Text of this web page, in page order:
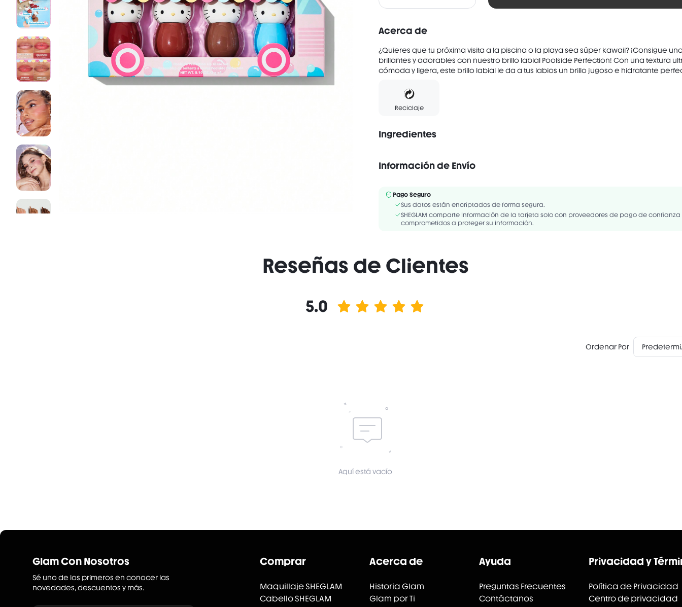
Acerca de
¿Quieres que tu próxima visita a la piscina o la playa sea súper kawaii? ¡Consigue
brillantes y adorables con nuestro brillo labial Poolside Perfection! Con una textura
cómoda y ligera, este brillo labial le da a tus labios un brillo jugoso e hidratante
Reciclaje
Ingredientes
Pink Lemonade INGREDIENTS: POLYISOBUTENE, C15-19 ALKANE, DIISOSTEARYL MALATE,
ISOSTEARATE, ISONONYL ISONONANOATE, HYDROGENATED STYRENE/ISOPRENE COPOLYMER,
PALMITATE, SILICA DIMETHYL SILYLATE, HYDROGENATED POLYISOBUTENE, HYDROGENATED
Información de Envío
Pago Seguro
Sus datos están encriptados de forma segura.
SHEGLAM comparte información de la tarjeta solo con proveedores de pago de confianza
comprometidos a proteger su información.
Reseñas de Clientes
5.0
Ordenar Por
Aquí está vacío
Glam Con Nosotros
Sé uno de los primeros en conocer las
novedades, descuentos y más.
Comprar
Maquillaje SHEGLAM
Cabello SHEGLAM
Acerca de
Historia Glam
Glam por Ti
Ayuda
Preguntas Frecuentes
Contáctanos
Privacidad y
Política de Privacidad
Centro de privacidad